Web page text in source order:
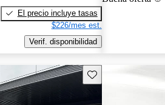
El precio incluye tasas
$226/mes est.
Verif. disponibilidad
Guarda este Aviso